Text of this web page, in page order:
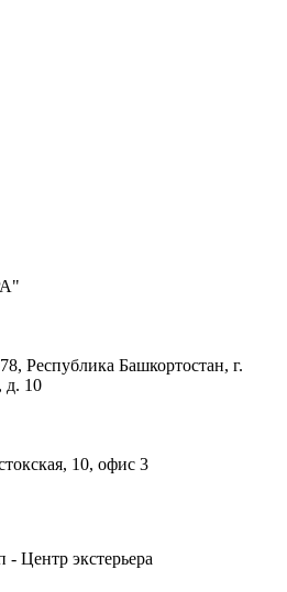
Республика Башкортостан, г.
д. 10
10, офис 3
экстерьера